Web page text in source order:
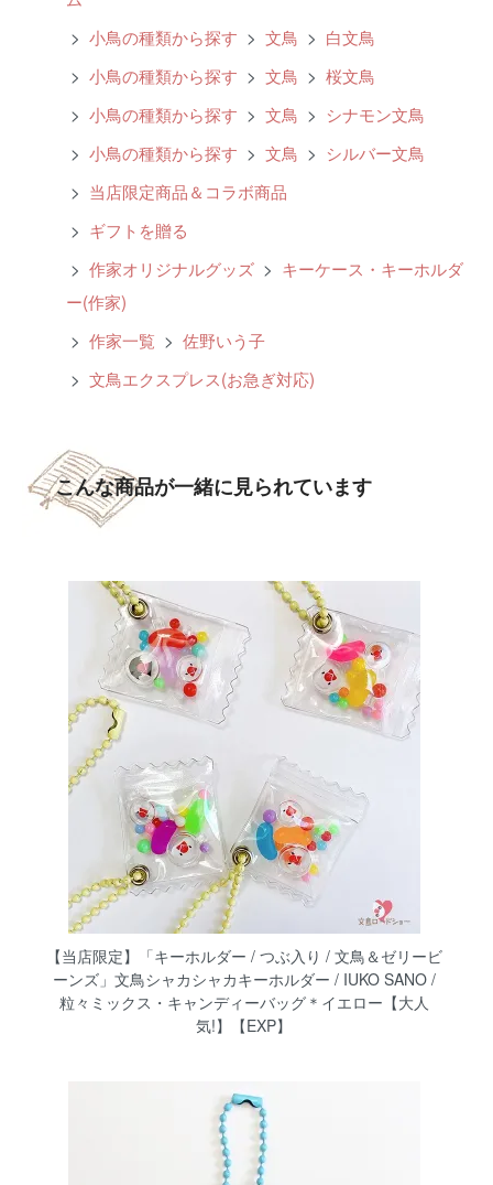
> 小鳥の種類から探す > 文鳥 > 白文鳥
> 小鳥の種類から探す > 文鳥 > 桜文鳥
> 小鳥の種類から探す > 文鳥 > シナモン文鳥
> 小鳥の種類から探す > 文鳥 > シルバー文鳥
> 当店限定商品＆コラボ商品
> ギフトを贈る
> 作家オリジナルグッズ > キーケース・キーホルダ
ー(作家)
> 作家一覧 > 佐野いう子
> 文鳥エクスプレス(お急ぎ対応)
こんな商品が一緒に見られています
【当店限定】「キーホルダー / つぶ入り / 文鳥＆ゼリービ
ーンズ」文鳥シャカシャカキーホルダー / IUKO SANO /
粒々ミックス・キャンディーバッグ＊イエロー【大人
気!】【EXP】